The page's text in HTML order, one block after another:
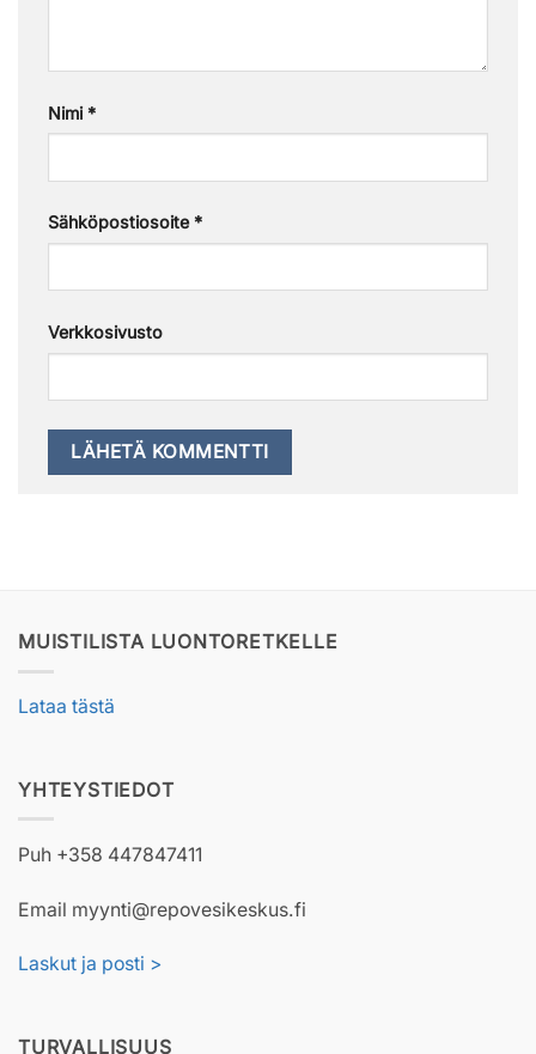
Nimi*
Sähköpostiosoite*
Verkkosivusto
MUISTILISTA LUONTORETKELLE
Lataa tästä
YHTEYSTIEDOT
Puh +358 447847411
Email myynti@repovesikeskus.fi
Laskut ja posti >
TURVALLISUUS